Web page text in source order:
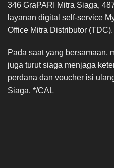
346 GraPARI Mitra Siaga,
layanan digital self-service
Office Mitra Distributor (TDC).
Pada saat yang bersamaan,
juga turut siaga menjaga
perdana dan voucher isi
Siaga. */CAL